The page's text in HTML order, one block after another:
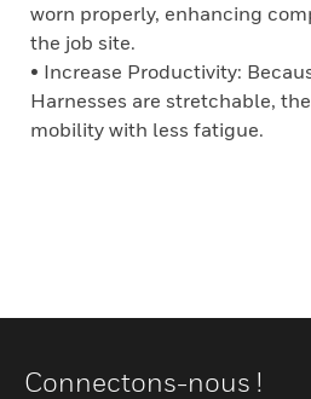
worn properly, enhancing
the job site.
• Increase Productivity:
Harnesses are stretchable,
mobility with less fatigue.
Connectons-nous !